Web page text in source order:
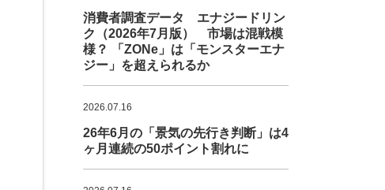
消費者調査データ エナジードリン
ク（2026年7月版） 市場は混戦模
様？ 「ZONe」は「モンスターエナ
ジー」を超えられるか
2026.07.16
26年6月の「景気の先行き判断」は4
ヶ月連続の50ポイント割れに